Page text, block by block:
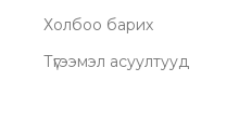
Холбоо барих
Түгээмэл асуултууд